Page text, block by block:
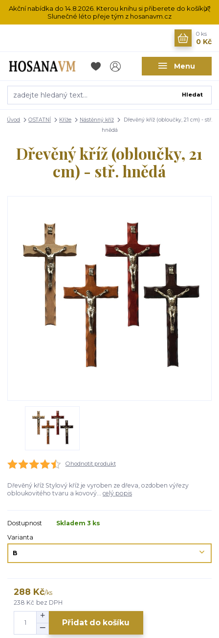
Akční nabídka do 14.8.2026. Kterou knihu si přiberete do košíku?
Slunečné léto přeje tým z hosanavm.cz
Menu
Hledat
0 ks
0 Kč
Úvod OSTATNÍ Kříže Nástěnný kříž
Dřevěný kříž (obloučky, 21 cm) - stř.
hnědá
Dřevěný kříž (obloučky, 21
cm) - stř. hnědá
Ohodnotit produkt
Dřevěný kříž Stylový kříž je vyroben ze dřeva, ozdoben výřezy
obloukovitého tvaru a kovový... celý popis
Dostupnost
Skladem 3 ks
Varianta
288 Kč/ks
238 Kč bez DPH
Přidat do košíku